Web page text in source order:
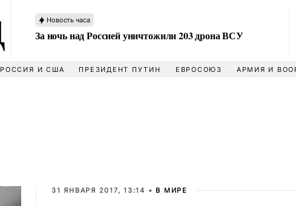
Новость часа
За ночь над Россией уничтожили 203 дрона ВСУ
РОССИЯ И США ПРЕЗИДЕНТ ПУТИН ЕВРОСОЮЗ АРМИЯ И
31 ЯНВАРЯ 2017, 13:14 • В МИРЕ